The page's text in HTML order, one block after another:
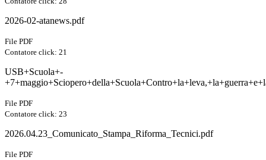
2026-02-atanews.pdf
File PDF
Contatore click: 21
USB+Scuola+-
File PDF
Contatore click: 23
2026.04.23_Comunicato_Stampa_Riforma_Tecnici.pdf
File PDF